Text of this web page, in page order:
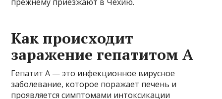
Как происходит
заражение гепатитом А
Гепатит А — это инфекционное вирусное
заболевание, которое поражает печень и
проявляется симптомами интоксикации